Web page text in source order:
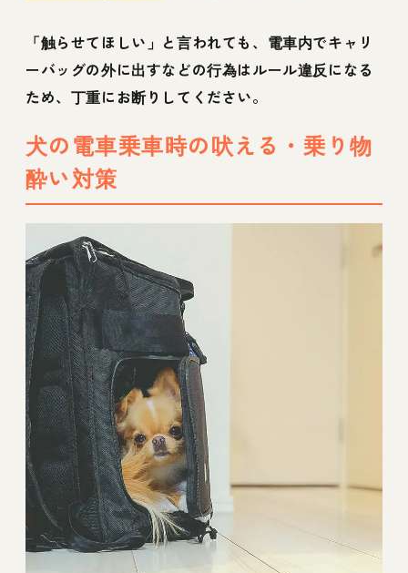
「触らせてほしい」と言われても、電車内でキャリ
ーバッグの外に出すなどの行為はルール違反になる
ため、丁重にお断りしてください。
犬の電車乗車時の吠える・乗り物
酔い対策